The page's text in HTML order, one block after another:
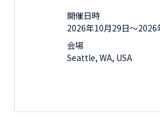
開催日時
2026年10月29日〜2026
会場
Seattle, WA, USA